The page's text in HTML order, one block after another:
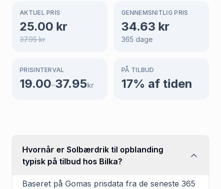
AKTUEL PRIS
25.00 kr
37.95kr
GENNEMSNITLIG PRIS
34.63 kr
365 dage
PRISINTERVAL
19.00–37.95kr
PÅ TILBUD
17% af tiden
Hvornår er Solbærdrik til opblanding
typisk på tilbud hos Bilka?
Baseret på Gomas prisdata fra de seneste 365